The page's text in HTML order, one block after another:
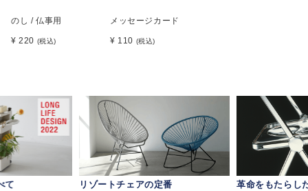
のし / 仏事用
¥ 220 (税込)
メッセージカード
¥ 110 (税込)
て リゾートチェアの定番 革命をもたらし